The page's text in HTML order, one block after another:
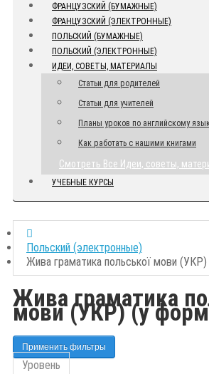
ФРАНЦУЗСКИЙ (БУМАЖНЫЕ)
ФРАНЦУЗСКИЙ (ЭЛЕКТРОННЫЕ)
ПОЛЬСКИЙ (БУМАЖНЫЕ)
ПОЛЬСКИЙ (ЭЛЕКТРОННЫЕ)
ИДЕИ, СОВЕТЫ, МАТЕРИАЛЫ
Статьи для родителей
Статьи для учителей
Планы уроков по английскому
Как работать с нашими книгами
Смотреть Все Идеи, советы,
УЧЕБНЫЕ КУРСЫ
Польский (электронные)
Жива граматика польської мови
Жива граматика
мови (УКР) (у
Применить фильтры
Уровень